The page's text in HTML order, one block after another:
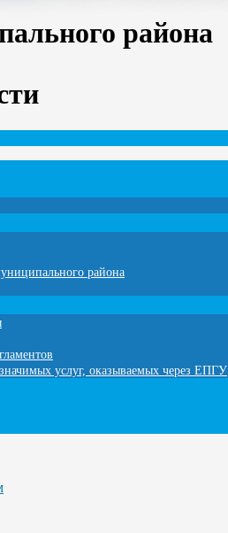
района
района
услуг, оказываемых через ЕПГУ